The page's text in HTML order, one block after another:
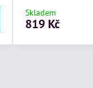
Skladem
819 Kč